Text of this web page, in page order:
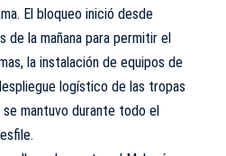
El bloqueo inició desde
de la mañana para permitir el
la instalación de equipos de
logístico de las tropas
mantuvo durante todo el